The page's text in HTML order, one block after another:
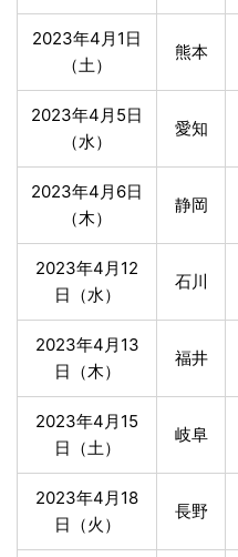
2023年4月1日
（土）
熊本
2023年4月5日
（水）
愛知
2023年4月6日
（木）
静岡
2023年4月12
日（水）
石川
2023年4月13
日（木）
福井
2023年4月15
日（土）
岐阜
2023年4月18
日（火）
長野